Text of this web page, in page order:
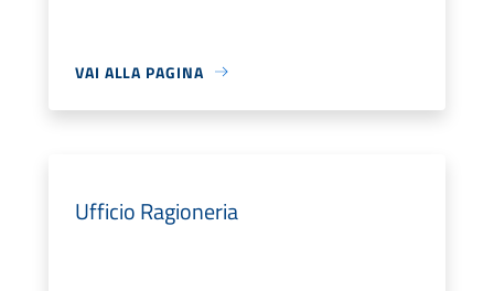
VAI ALLA PAGINA
Ufficio Ragioneria